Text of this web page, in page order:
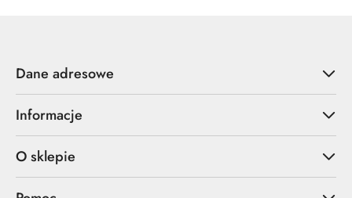
Dane adresowe
Informacje
O sklepie